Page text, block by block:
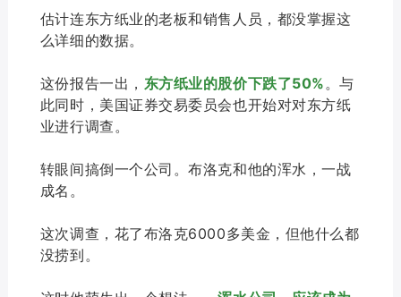
估计连东方纸业的老板和销售人员，都没掌握这
么详细的数据。
这份报告一出， 东方纸业的股价下跌了50%。与
此同时，美国证券交易委员会也开始对对东方纸
业进行调查。
转眼间搞倒一个公司。布洛克和他的浑水，一战
成名。
这次调查，花了布洛克6000多美金，但他什么都
没捞到。